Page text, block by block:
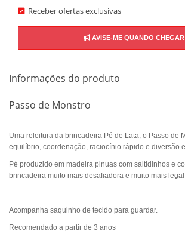
Receber ofertas exclusivas
AVISE-ME QUANDO CHEGAR
Informações do produto
Passo de Monstro
Uma releitura da brincadeira Pé de Lata, o Passo de
equilíbrio, coordenação, raciocínio rápido e diversão
Pé produzido em madeira pinuas com saltidinhos e
brincadeira muito mais desafiadora e muito mais
Acompanha saquinho de tecido para guardar.
Recomendado a partir de 3 anos